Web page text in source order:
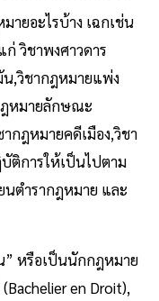
ยอะไรบ้าง เฉกเช่น
วิชาพงศาวดาร
น,วิชากฎหมายแพ่ง
ฎหมายลักษณะ
กฎหมายคดีเมือง,วิชา
ติการให้เป็นไปตาม
นตำรากฎหมาย และ
” หรือเป็นนักกฎหมาย
en Droit),